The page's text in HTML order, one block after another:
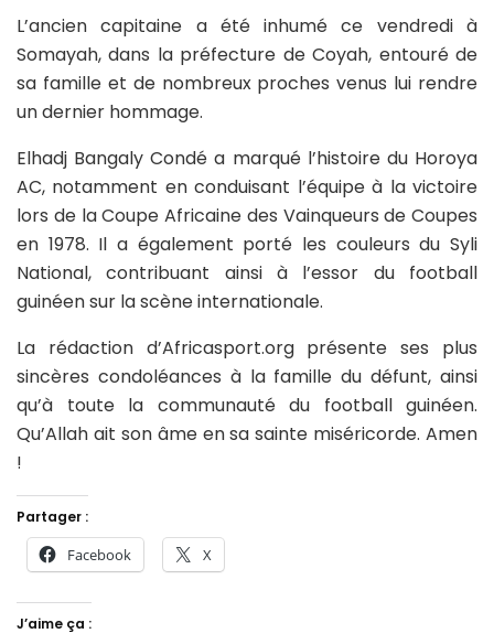
L’ancien capitaine a été inhumé ce vendredi à
Somayah, dans la préfecture de Coyah, entouré de
sa famille et de nombreux proches venus lui rendre
un dernier hommage.
Elhadj Bangaly Condé a marqué l’histoire du Horoya
AC, notamment en conduisant l’équipe à la victoire
lors de la Coupe Africaine des Vainqueurs de Coupes
en 1978. Il a également porté les couleurs du Syli
National, contribuant ainsi à l’essor du football
guinéen sur la scène internationale.
La rédaction d’Africasport.org présente ses plus
sincères condoléances à la famille du défunt, ainsi
qu’à toute la communauté du football guinéen.
Qu’Allah ait son âme en sa sainte miséricorde. Amen
!
Partager :
Facebook X
J’aime ça :